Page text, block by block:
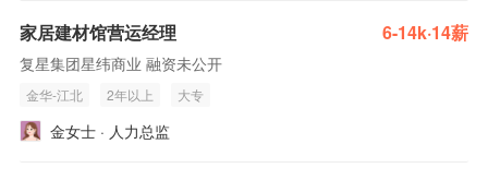
家居建材馆营运经理 6-14k·14薪
复星集团星纬商业 融资未公开
金华-江北 2年以上 大专
金女士 · 人力总监